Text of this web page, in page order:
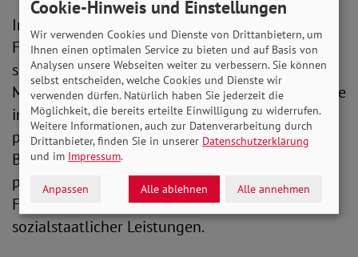
In der Krise blieben die Betroffene und ihre
Familien plötzlich ganz auf sich allein gestellt,
sozialstaatliche Unterstützung brach in großem
Maße ersatzlos weg. Anders als für Menschen, die
in Einrichtungen leben, fehlten für
pflegebedürftige Menschen und Menschen mit
Behinderungen in der eigenen Häuslichkeit
plötzlich in großem Ausmaß externe Hilfen. Die
Familien wurden zum „Ausfallbürgen“
sozialstaatlicher Leistungen.
Cookie-Hinweis und Einstellungen
Wir verwenden Cookies und Dienste von Drittanbietern, um
Ihnen einen optimalen Service zu bieten und auf Basis von
Analysen unsere Webseiten weiter zu verbessern. Sie können
selbst entscheiden, welche Cookies und Dienste wir
verwenden dürfen. Natürlich haben Sie jederzeit die
Möglichkeit, die bereits erteilte Einwilligung zu widerrufen.
Weitere Informationen, auch zur Datenverarbeitung durch
Drittanbieter, finden Sie in unserer Datenschutzerklärung
und im Impressum.
Anpassen Alle ablehnen Alle annehmen